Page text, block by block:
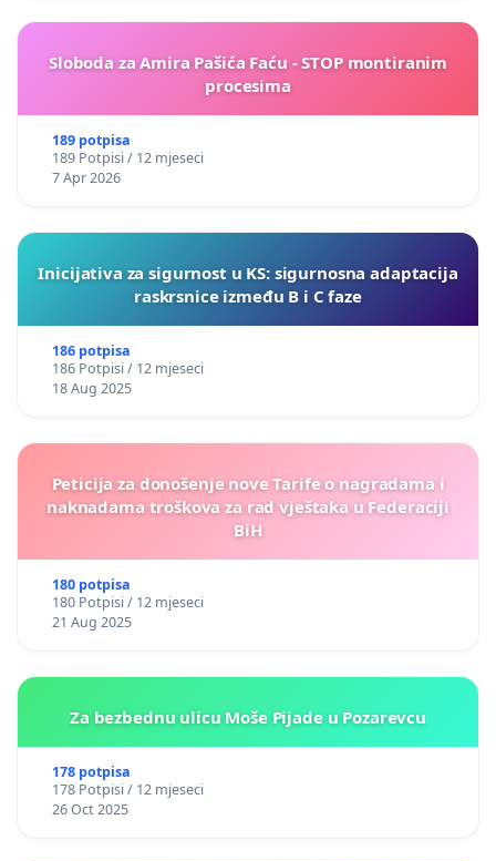
Sloboda za Amira Pašića Faću - STOP montiranim
procesima
189 potpisa
189 Potpisi / 12 mjeseci
7 Apr 2026
Inicijativa za sigurnost u KS: sigurnosna adaptacija
raskrsnice između B i C faze
186 potpisa
186 Potpisi / 12 mjeseci
18 Aug 2025
Peticija za donošenje nove Tarife o nagradama i
naknadama troškova za rad vještaka u Federaciji
BiH
180 potpisa
180 Potpisi / 12 mjeseci
21 Aug 2025
Za bezbednu ulicu Moše Pijade u Pozarevcu
178 potpisa
178 Potpisi / 12 mjeseci
26 Oct 2025